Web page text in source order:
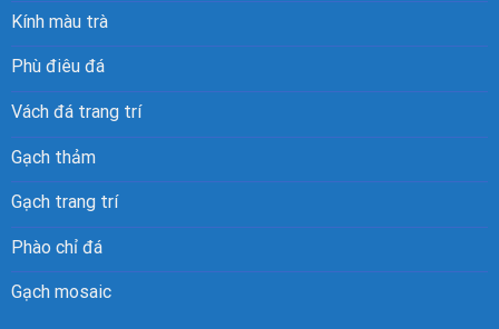
Kính màu trà
Phù điêu đá
Vách đá trang trí
Gạch thảm
Gạch trang trí
Phào chỉ đá
Gạch mosaic